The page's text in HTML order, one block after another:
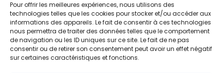
Pour offrir les meilleures expériences, nous utilisons des
technologies telles que les cookies pour stocker et/ou accéder aux
informations des appareils. Le fait de consentir à ces technologies
nous permettra de traiter des données telles que le comportement
de navigation ou les ID uniques sur ce site. Le fait de ne pas
consentir ou de retirer son consentement peut avoir un effet négatif
sur certaines caractéristiques et fonctions.
1 2 →